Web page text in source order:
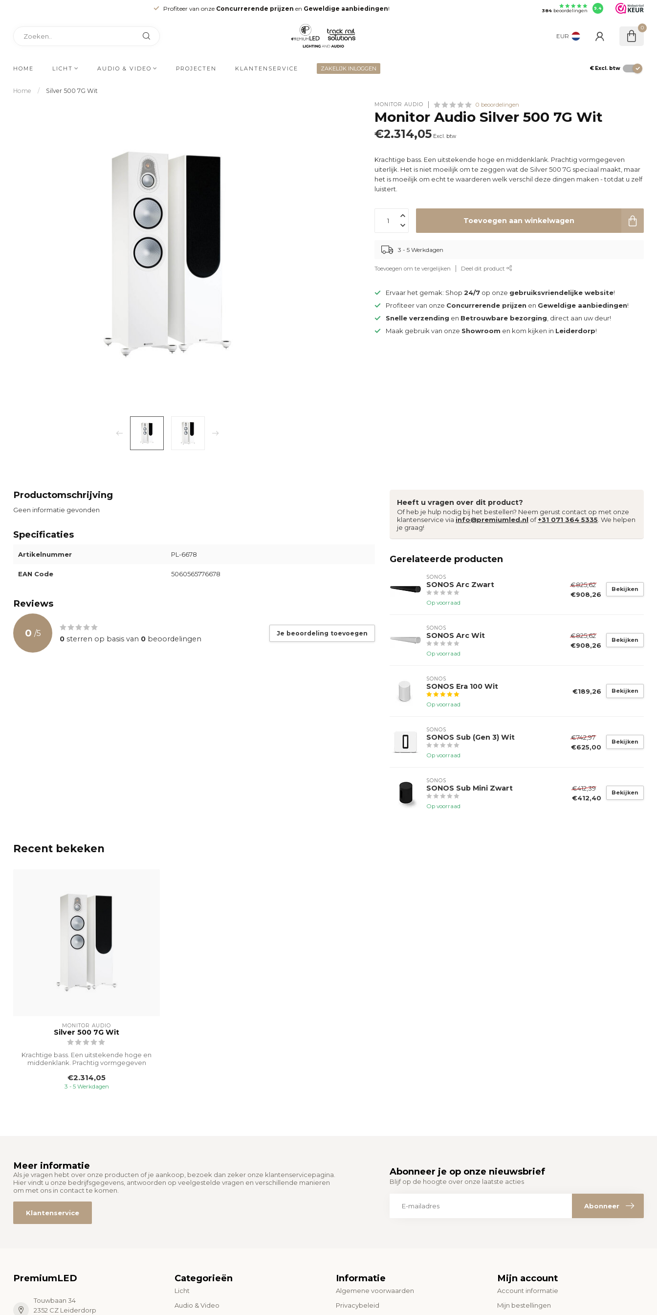
Profiteer van onze Concurrerende prijzen en Geweldige aanbiedingen! 384beoordelingen 9.4
EUR
0
HOME LICHT AUDIO & VIDEO PROJECTEN KLANTENSERVICE ZAKELIJK INLOGGEN € Excl. btw
Home / Silver 500 7G Wit
MONITOR AUDIO 0 beoordelingen
Monitor Audio Silver 500 7G Wit
€2.314,05 Excl. btw
Krachtige bass. Een uitstekende hoge en middenklank. Prachtig vormgegeven
uiterlijk. Het is niet moeilijk om te zeggen wat de Silver 500 7G speciaal maakt, maar
het is moeilijk om echt te waarderen welk verschil deze dingen maken - totdat u zelf
luistert.
Toevoegen aan winkelwagen
3 - 5 Werkdagen
Toevoegen om te vergelijken Deel dit product
Ervaar het gemak: Shop24/7 op onze gebruiksvriendelijke website!
Profiteer van onze Concurrerende prijzen en Geweldige aanbiedingen!
Snelle verzending en Betrouwbare bezorging , direct aan uw deur!
Maak gebruik van onze Showroom en kom kijken in Leiderdorp!
Productomschrijving
Geen informatie gevonden
Specificaties
Artikelnummer PL-6678
EAN Code 5060565776678
Reviews
0 /5
0 sterren op basis van 0 beoordelingen
Je beoordeling toevoegen
Heeft u vragen over dit product?
Of heb je hulp nodig bij het bestellen? Neem gerust contact op met onze
klantenservice via info@premiumled.nl of+31 071 364 5335 . We helpen
je graag!
Gerelateerde producten
SONOS
SONOS Arc Zwart
Op voorraad
€825,62
€908,26
Bekijken
SONOS
SONOS Arc Wit
Op voorraad
€825,62
€908,26
Bekijken
SONOS
SONOS Era 100 Wit
Op voorraad
€189,26 Bekijken
SONOS
SONOS Sub (Gen 3) Wit
Op voorraad
€742,97
€625,00
Bekijken
SONOS
SONOS Sub Mini Zwart
Op voorraad
€412,39
€412,40
Bekijken
Recent bekeken
MONITOR AUDIO
Silver 500 7G Wit
Krachtige bass. Een uitstekende hoge en
middenklank. Prachtig vormgegeven
€2.314,05
3 - 5 Werkdagen
Meer informatie
Als je vragen hebt over onze producten of je aankoop, bezoek dan zeker onze klantenservicepagina.
Hier vindt u onze bedrijfsgegevens, antwoorden op veelgestelde vragen en verschillende manieren
om met ons in contact te komen.
Klantenservice
Abonneer je op onze nieuwsbrief
Blijf op de hoogte over onze laatste acties
Abonneer
PremiumLED
Touwbaan 34
2352 CZ Leiderdorp
Categorieën
Licht
Audio & Video
Informatie
Algemene voorwaarden
Privacybeleid
Mijn account
Account informatie
Mijn bestellingen